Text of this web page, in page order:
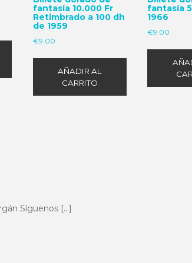
fantasía 10.000 Fr
Retimbrado a 100 dh
de 1959
€9.00
AÑADIR AL
CARRITO
fantasía
1966
€9.00
Síguenos […]